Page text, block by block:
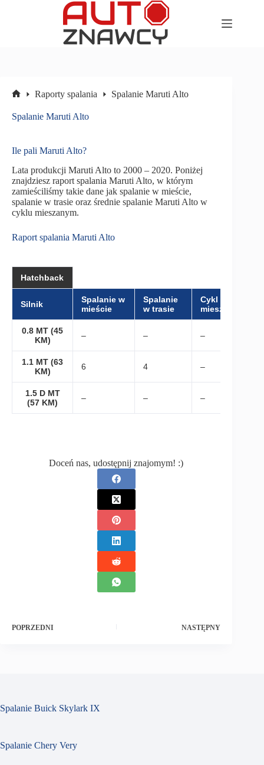
główna
Raporty spalania Spalanie Maruti Alto
Spalanie Maruti Alto
Ile pali Maruti Alto?
Lata produkcji Maruti Alto to 2000 – 2020. Poniżej
znajdziesz raport spalania Maruti Alto, w którym
zamieściliśmy takie dane jak spalanie w mieście,
spalanie w trasie oraz średnie spalanie Maruti Alto w
cyklu mieszanym.
Raport spalania Maruti Alto
Hatchback
Silnik
Spalanie w
mieście
Spalanie
w trasie
Cykl
mieszany
0.8 MT (45
KM)
– – –
1.1 MT (63
KM)
6 4 –
1.5 D MT
(57 KM)
– – –
Doceń nas, udostępnij znajomym! :)
POPRZEDNI NASTĘPNY
Spalanie Buick Skylark IX
Spalanie Chery Very